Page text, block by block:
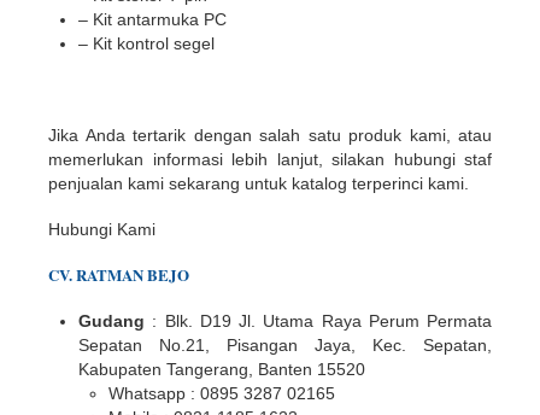
– Kit antarmuka PC
– Kit kontrol segel
Jika Anda tertarik dengan salah satu produk kami, atau
memerlukan informasi lebih lanjut, silakan hubungi staf
penjualan kami sekarang untuk katalog terperinci kami.
Hubungi Kami
CV. RATMAN BEJO
Gudang : Blk. D19 Jl. Utama Raya Perum Permata
Sepatan No.21, Pisangan Jaya, Kec. Sepatan,
Kabupaten Tangerang, Banten 15520
Whatsapp : 0895 3287 02165